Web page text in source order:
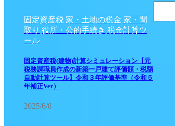
固定資産税 家・土地の税金 家・間
取り 役所・公的手続き 税金計算ツ
ール
固定資産税(建物)計算シミュレーション【元
税務課職員作成の新築一戸建て評価額・税額
自動計算ツール】令和３年評価基準（令和５
年補正Ver）
2025/6/8